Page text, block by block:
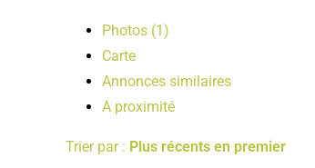
Photos (1)
Carte
Annonces similaires
A proximité
Trier par : Plus récents en premier